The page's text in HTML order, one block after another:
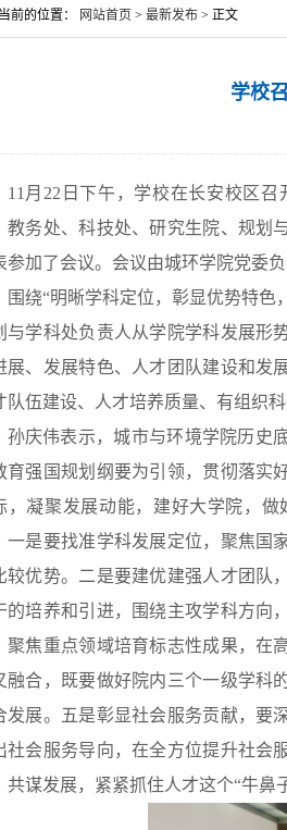
前的位置： 网站首页 > 最新发布> 正文
学校
11月22日下午，学校在长安校区
教务处、科技处、研究生院、规划
参加了会议。会议由城环学院党委负
围绕“明晰学科定位，彰显优势特色
与学科处负责人从学院学科发展形
展、发展特色、人才团队建设和发
队伍建设、人才培养质量、有组织
孙庆伟表示，城市与环境学院历史
育强国规划纲要为引领，贯彻落实
，凝聚发展动能，建好大学院，
一是要找准学科发展定位，聚焦国
较优势。二是要建优建强人才团队
的培养和引进，围绕主攻学科方向
聚焦重点领域培育标志性成果，在
融合，既要做好院内三个一级学科
发展。五是彰显社会服务贡献，要
社会服务导向，在全方位提升社会
共谋发展，紧紧抓住人才这个“牛鼻